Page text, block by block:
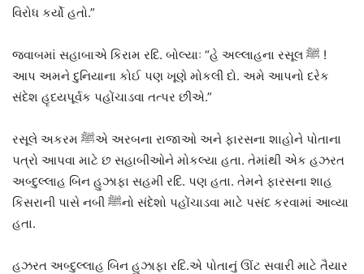
વિરોધ કર્યો હતો.”
જવાબમાં સહાબાએ કિરામ રદિ. બોલ્યાઃ “હે અલ્લાહના રસૂલ ﷺ !
આપ અમને દુનિયાના કોઈ પણ ખૂણે મોકલી દો. અમે આપનો દરેક
સંદેશ હૃદયપૂર્વક પહોંચાડવા તત્પર છીએ.”
રસૂલે અકરમ ﷺએ અરબના રાજાઓ અને ફારસના શાહોને પોતાના
પત્રો આપવા માટે છ સહાબીઓને મોકલ્યા હતા. તેમાંથી એક હઝરત
અબ્દુલ્લાહ બિન હુઝાફા સહમી રદિ. પણ હતા. તેમને ફારસના શાહ
કિસરાની પાસે નબી ﷺનો સંદેશો પહોંચાડવા માટે પસંદ કરવામાં આવ્યા
હતા.
હઝરત અબ્દુલ્લાહ બિન હુઝાફા રદિ.એ પોતાનું ઊંટ સવારી માટે તૈયાર